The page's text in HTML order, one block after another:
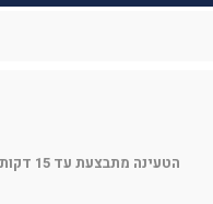
הטעינה מתבצעת עד 15 דקות מביצוע התשלום